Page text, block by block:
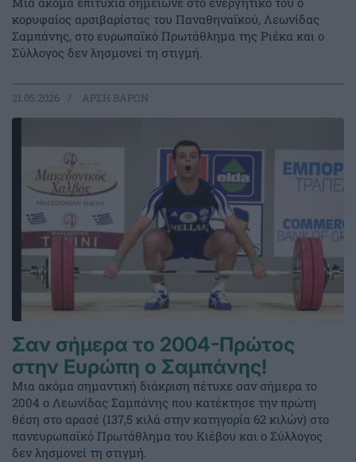
κορυφαίος αρσιβαρίστας του Παναθηναϊκού, Λεωνίδας
Σαμπάνης, στο ευρωπαϊκό Πρωτάθλημα της Ριέκα και ο
Σύλλογος δεν λησμονεί τη στιγμή.
21.05.2026 ΑΡΣΗ ΒΑΡΩΝ
Σαν σήμερα το 2004-Πρώτος
στην Ευρώπη ο Σαμπάνης!
Μια ακόμα σημαντική διάκριση πέτυχε σαν σήμερα το
2004 ο Λεωνίδας Σαμπάνης που κατέκτησε την πρώτη
θέση στο αρασέ (137,5 κιλά στην κατηγορία 62 κιλών) στο
πανευρωπαϊκό Πρωτάθλημα του Κιέβου και ο Σύλλογος
δεν λησμονεί τη στιγμή.